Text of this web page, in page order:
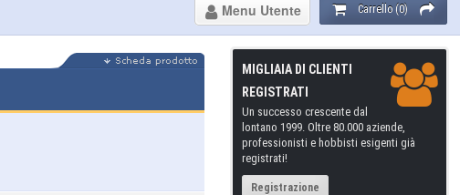
Carrello (0)
Menu Utente
MIGLIAIA DI CLIENTI
REGISTRATI
Un successo crescente dal
lontano 1999. Oltre 80.000 aziende,
professionisti e hobbisti esigenti già
registrati!
Registrazione